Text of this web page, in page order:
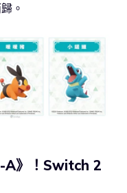
。
A》！Switch 2